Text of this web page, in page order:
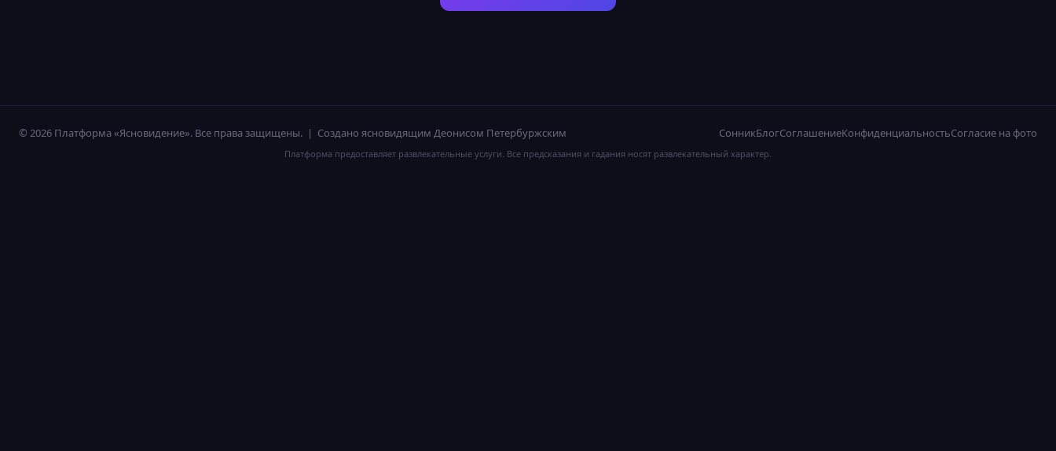
© 2026 Платформа «Ясновидение». Все права защищены. | Создано ясновидящим Деонисом Петербуржским СонникБлогСоглашениеКонфиденциальностьСогласие на фото
Платформа предоставляет развлекательные услуги. Все предсказания и гадания носят развлекательный характер.